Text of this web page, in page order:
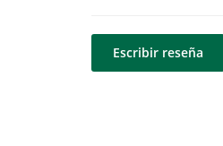
Escribir reseña